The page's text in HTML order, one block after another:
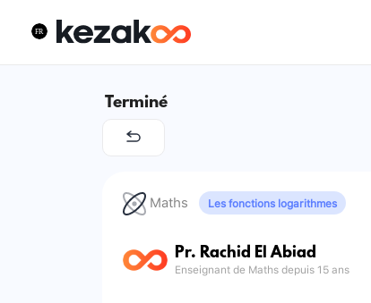
Terminé
Maths Les fonctions logarithmes
Pr. Rachid El Abiad
Enseignant de Maths depuis 15 ans